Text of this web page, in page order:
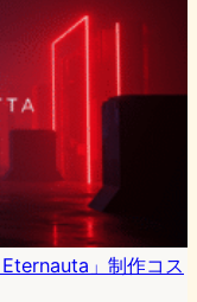
」制作コス